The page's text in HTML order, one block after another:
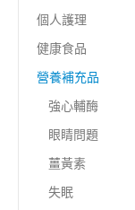
個人護理
健康食品
營養補充品
強心輔酶
眼睛問題
薑黃素
失眠